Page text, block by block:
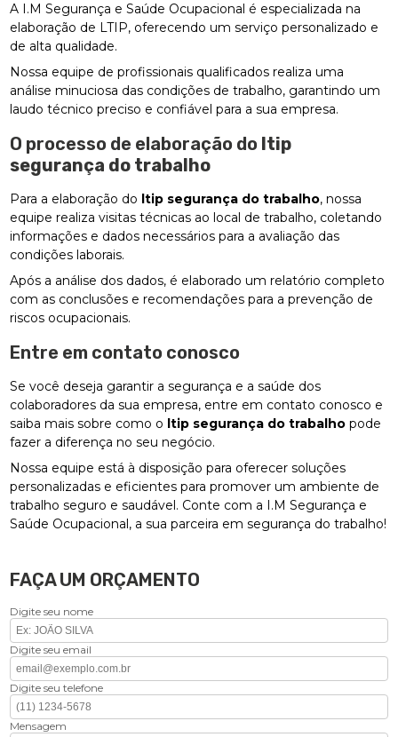
A I.M Segurança e Saúde Ocupacional é especializada na
elaboração de LTIP, oferecendo um serviço personalizado e
de alta qualidade.
Nossa equipe de profissionais qualificados realiza uma
análise minuciosa das condições de trabalho, garantindo um
laudo técnico preciso e confiável para a sua empresa.
O processo de elaboração do ltip
segurança do trabalho
Para a elaboração do ltip segurança do trabalho, nossa
equipe realiza visitas técnicas ao local de trabalho, coletando
informações e dados necessários para a avaliação das
condições laborais.
Após a análise dos dados, é elaborado um relatório completo
com as conclusões e recomendações para a prevenção de
riscos ocupacionais.
Entre em contato conosco
Se você deseja garantir a segurança e a saúde dos
colaboradores da sua empresa, entre em contato conosco e
saiba mais sobre como o ltip segurança do trabalho pode
fazer a diferença no seu negócio.
Nossa equipe está à disposição para oferecer soluções
personalizadas e eficientes para promover um ambiente de
trabalho seguro e saudável. Conte com a I.M Segurança e
Saúde Ocupacional, a sua parceira em segurança do trabalho!
FAÇA UM ORÇAMENTO
Digite seu nome
Digite seu email
Digite seu telefone
Mensagem